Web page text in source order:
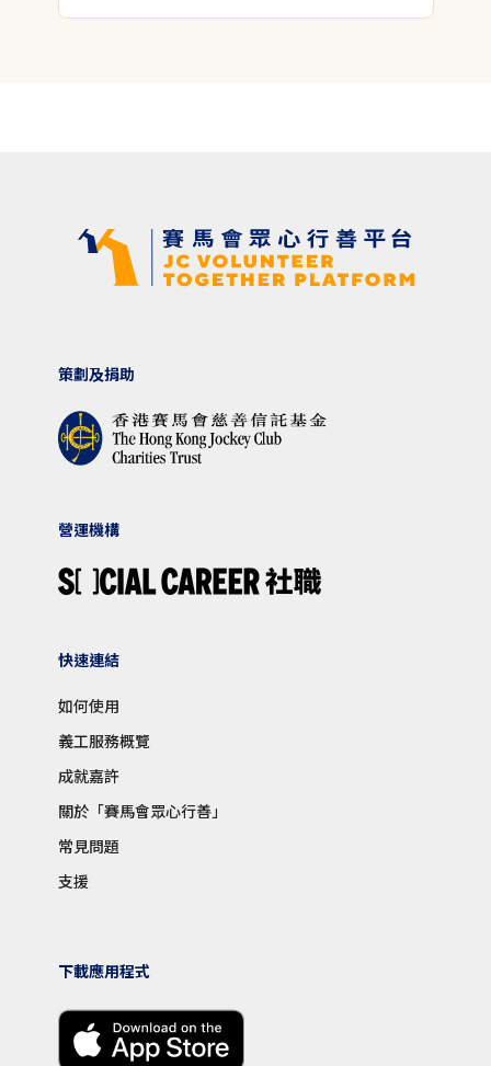
策劃及捐助
營運機構
快速連結
如何使用
義工服務概覽
成就嘉許
關於「賽馬會眾心行善」
常見問題
支援
下載應用程式